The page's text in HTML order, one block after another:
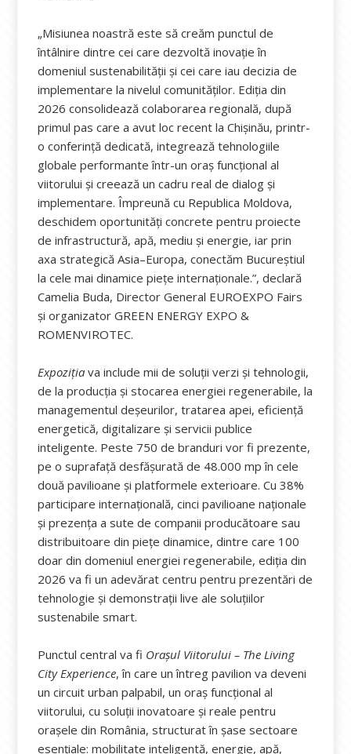
„Misiunea noastră este să creăm punctul de
întâlnire dintre cei care dezvoltă inovație în
domeniul sustenabilității și cei care iau decizia de
implementare la nivelul comunităților. Ediția din
2026 consolidează colaborarea regională, după
primul pas care a avut loc recent la Chișinău, printr-
o conferință dedicată, integrează tehnologiile
globale performante într-un oraș funcțional al
viitorului și creează un cadru real de dialog și
implementare. Împreună cu Republica Moldova,
deschidem oportunități concrete pentru proiecte
de infrastructură, apă, mediu și energie, iar prin
axa strategică Asia–Europa, conectăm Bucureștiul
la cele mai dinamice piețe internaționale.”, declară
Camelia Buda, Director General EUROEXPO Fairs
și organizator GREEN ENERGY EXPO &
ROMENVIROTEC.
Expoziția va include mii de soluții verzi și tehnologii,
de la producția și stocarea energiei regenerabile, la
managementul deșeurilor, tratarea apei, eficiență
energetică, digitalizare și servicii publice
inteligente. Peste 750 de branduri vor fi prezente,
pe o suprafață desfășurată de 48.000 mp în cele
două pavilioane și platformele exterioare. Cu 38%
participare internațională, cinci pavilioane naționale
și prezența a sute de companii producătoare sau
distribuitoare din piețe dinamice, dintre care 100
doar din domeniul energiei regenerabile, ediția din
2026 va fi un adevărat centru pentru prezentări de
tehnologie și demonstrații live ale soluțiilor
sustenabile smart.
Punctul central va fi Orașul Viitorului – The Living
City Experience, în care un întreg pavilion va deveni
un circuit urban palpabil, un oraș funcțional al
viitorului, cu soluții inovatoare și reale pentru
orașele din România, structurat în șase sectoare
esențiale: mobilitate inteligentă, energie, apă,